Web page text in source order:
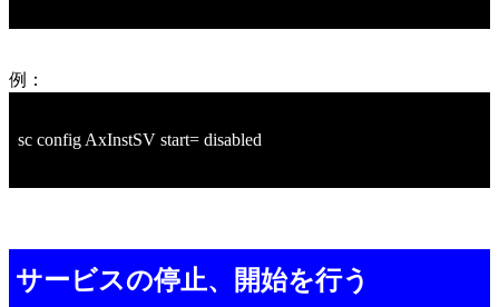
例：
sc config AxInstSV start= disabled
サービスの停止、開始を行う